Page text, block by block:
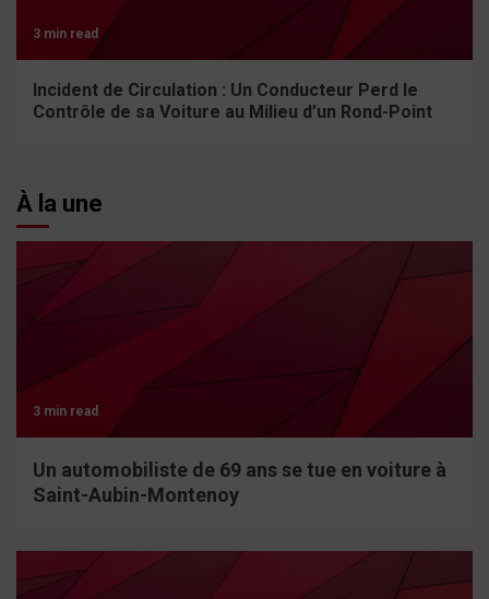
3 min read
Incident de Circulation : Un Conducteur Perd le
Contrôle de sa Voiture au Milieu d’un Rond-Point
À la une
3 min read
Un automobiliste de 69 ans se tue en voiture à
Saint-Aubin-Montenoy